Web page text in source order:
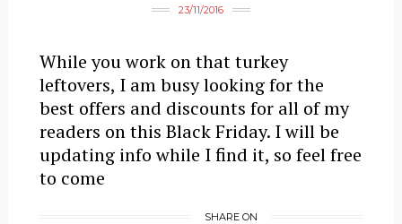
23/11/2016
While you work on that turkey
leftovers, I am busy looking for the
best offers and discounts for all of my
readers on this Black Friday. I will be
updating info while I find it, so feel free
to come
SHARE ON